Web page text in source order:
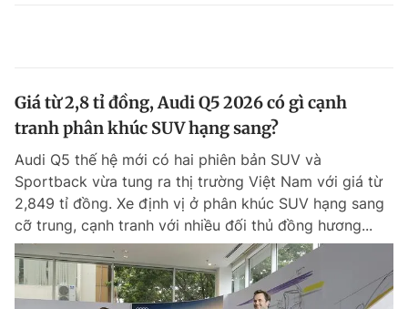
Giá từ 2,8 tỉ đồng, Audi Q5 2026 có gì cạnh
tranh phân khúc SUV hạng sang?
Audi Q5 thế hệ mới có hai phiên bản SUV và
Sportback vừa tung ra thị trường Việt Nam với giá từ
2,849 tỉ đồng. Xe định vị ở phân khúc SUV hạng sang
cỡ trung, cạnh tranh với nhiều đối thủ đồng hương...